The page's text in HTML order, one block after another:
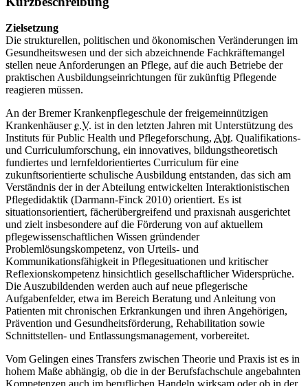
Zielsetzung
Die strukturellen, politischen und ökonomischen Veränderungen im
Gesundheitswesen und der sich abzeichnende Fachkräftemangel
stellen neue Anforderungen an Pflege, auf die auch Betriebe der
praktischen Ausbildungseinrichtungen für zukünftig Pflegende
reagieren müssen.
An der Bremer Krankenpflegeschule der freigemeinnützigen
Krankenhäusere.V. ist in den letzten Jahren mit Unterstützung des
Instituts fürPublic Health und Pflegeforschung, Abt. Qualifikations-
und Curriculumforschung, ein innovatives, bildungstheoretisch
fundiertes und lernfeldorientiertes Curriculum für eine
zukunftsorientierte schulische Ausbildung entstanden, das sich am
Verständnis der in der Abteilung entwickelten Interaktionistischen
Pflegedidaktik (Darmann-Finck 2010) orientiert. Es ist
situationsorientiert, fächerübergreifend und praxisnah ausgerichtet
und zielt insbesondere auf die Förderung von auf aktuellem
pflegewissenschaftlichen Wissen gründender
Problemlösungskompetenz, von Urteils- und
Kommunikationsfähigkeit in Pflegesituationen und kritischer
Reflexionskompetenz hinsichtlich gesellschaftlicher Widersprüche.
Die Auszubildenden werden auch auf neue pflegerische
Aufgabenfelder, etwa im Bereich Beratung und Anleitung von
Patienten mit chronischen Erkrankungen und ihren Angehörigen,
Prävention und Gesundheitsförderung, Rehabilitation sowie
Schnittstellen- und Entlassungsmanagement, vorbereitet.
Vom Gelingen eines Transfers zwischen Theorie und Praxis ist es in
hohem Maße abhängig, ob die in der Berufsfachschule angebahnten